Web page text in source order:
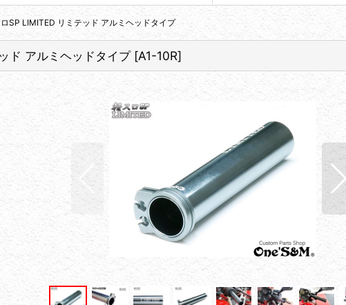
SP LIMITED リミテッド アルミヘッドタイプ
ド アルミヘッドタイプ [A1-10R]